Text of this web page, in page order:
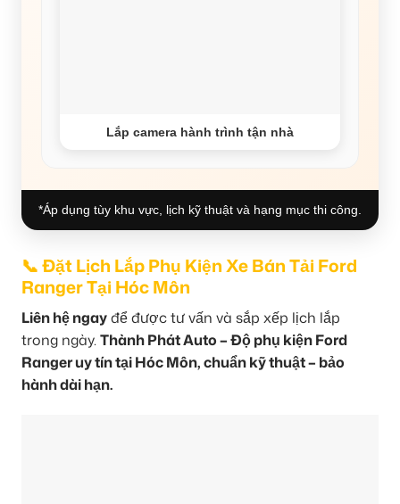
Lắp camera hành trình tận nhà
*Áp dụng tùy khu vực, lịch kỹ thuật và hạng mục thi công.
📞 Đặt Lịch Lắp Phụ Kiện Xe Bán Tải Ford
Ranger Tại Hóc Môn
Liên hệ ngayđể được tư vấn và sắp xếp lịch lắp
trong ngày.Thành Phát Auto – Độ phụ kiện Ford
Ranger uy tín tại Hóc Môn, chuẩn kỹ thuật – bảo
hành dài hạn.